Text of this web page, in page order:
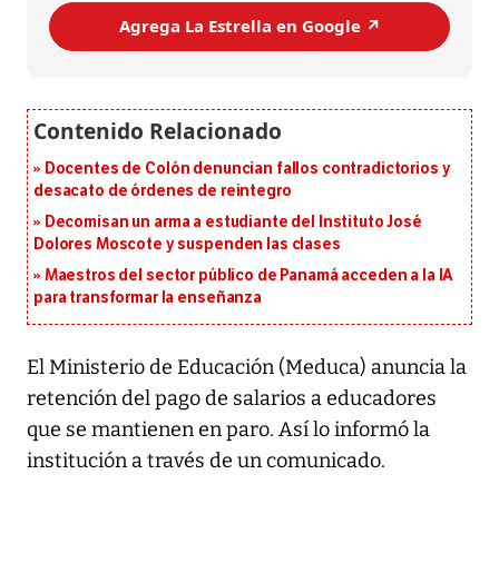
Agrega La Estrella en Google ↗️
Docentes de Colón denuncian fallos contradictorios y
desacato de órdenes de reintegro
Decomisan un arma a estudiante del Instituto José
Dolores Moscote y suspenden las clases
Maestros del sector público de Panamá acceden a la IA
para transformar la enseñanza
El Ministerio de Educación (Meduca) anuncia la
retención del pago de salarios a educadores
que se mantienen en paro. Así lo informó la
institución a través de un comunicado.